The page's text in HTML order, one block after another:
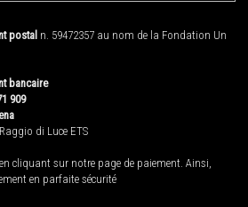
postal n. 59472357 au nom de la Fondation Un
bancaire
909
di Luce ETS
en cliquant sur notre page de paiement. Ainsi,
en parfaite sécurité